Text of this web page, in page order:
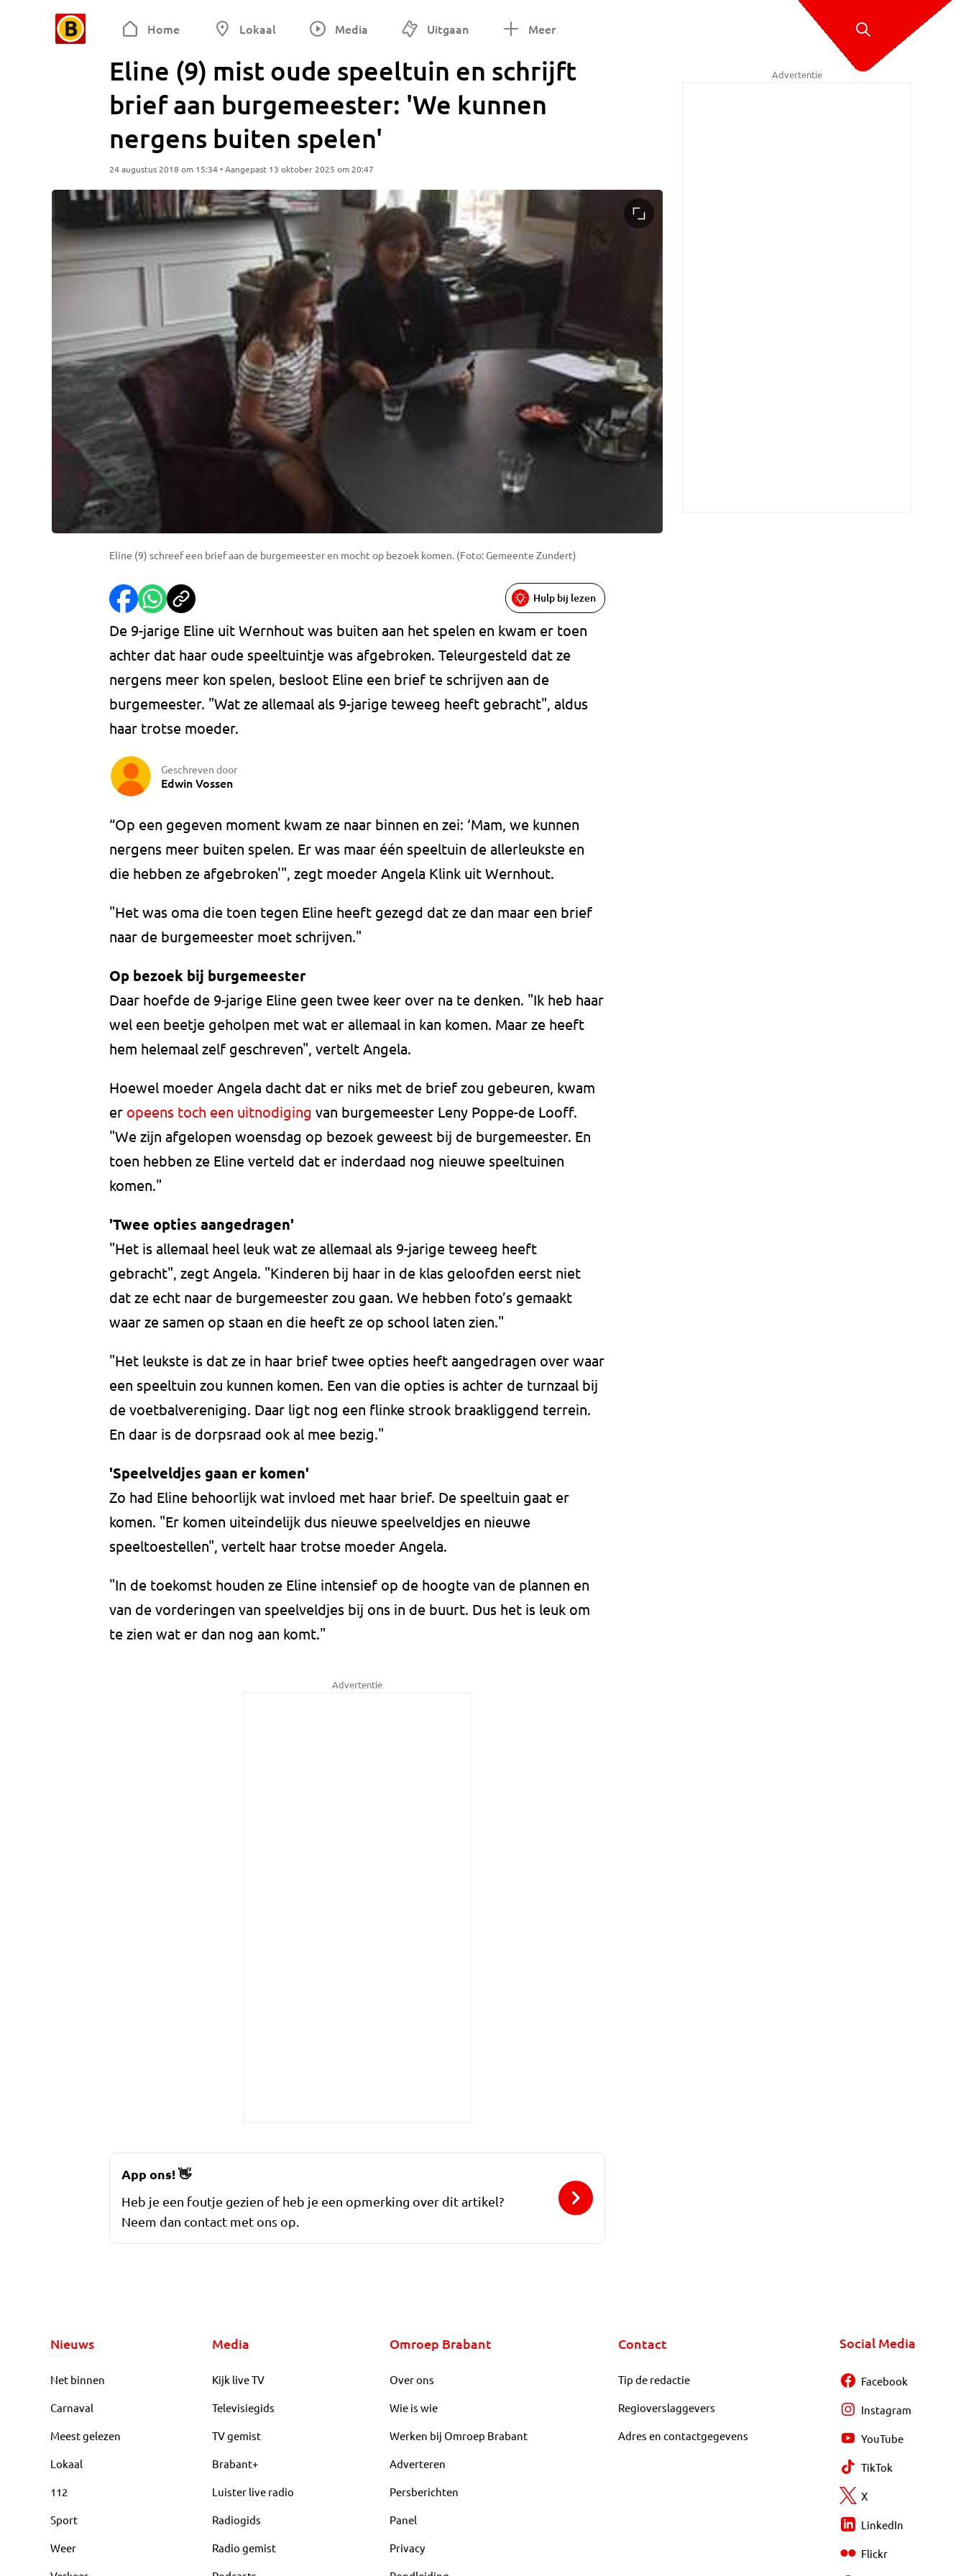
Home Lokaal Media Uitgaan Meer
Eline (9) mist oude speeltuin en schrijft
brief aan burgemeester: 'We kunnen
nergens buiten spelen'
24 augustus 2018 om 15:34 • Aangepast 13 oktober 2025 om 20:47
Eline (9) schreef een brief aan de burgemeester en mocht op bezoek komen. (Foto: Gemeente Zundert)
Hulp bij lezen
De 9-jarige Eline uit Wernhout was buiten aan het spelen en kwam er toen
achter dat haar oude speeltuintje was afgebroken. Teleurgesteld dat ze
nergens meer kon spelen, besloot Eline een brief te schrijven aan de
burgemeester. "Wat ze allemaal als 9-jarige teweeg heeft gebracht", aldus
haar trotse moeder.
Geschreven door
Edwin Vossen
“Op een gegeven moment kwam ze naar binnen en zei: ‘Mam, we kunnen
nergens meer buiten spelen. Er was maar één speeltuin de allerleukste en
die hebben ze afgebroken'", zegt moeder Angela Klink uit Wernhout.
"Het was oma die toen tegen Eline heeft gezegd dat ze dan maar een brief
naar de burgemeester moet schrijven."
Op bezoek bij burgemeester
Daar hoefde de 9-jarige Eline geen twee keer over na te denken. "Ik heb haar
wel een beetje geholpen met wat er allemaal in kan komen. Maar ze heeft
hem helemaal zelf geschreven", vertelt Angela.
Hoewel moeder Angela dacht dat er niks met de brief zou gebeuren, kwam
er opeens toch een uitnodiging van burgemeester Leny Poppe-de Looff.
"We zijn afgelopen woensdag op bezoek geweest bij de burgemeester. En
toen hebben ze Eline verteld dat er inderdaad nog nieuwe speeltuinen
komen."
'Twee opties aangedragen'
"Het is allemaal heel leuk wat ze allemaal als 9-jarige teweeg heeft
gebracht", zegt Angela. "Kinderen bij haar in de klas geloofden eerst niet
dat ze echt naar de burgemeester zou gaan. We hebben foto’s gemaakt
waar ze samen op staan en die heeft ze op school laten zien."
"Het leukste is dat ze in haar brief twee opties heeft aangedragen over waar
een speeltuin zou kunnen komen. Een van die opties is achter de turnzaal bij
de voetbalvereniging. Daar ligt nog een flinke strook braakliggend terrein.
En daar is de dorpsraad ook al mee bezig."
'Speelveldjes gaan er komen'
Zo had Eline behoorlijk wat invloed met haar brief. De speeltuin gaat er
komen. "Er komen uiteindelijk dus nieuwe speelveldjes en nieuwe
speeltoestellen", vertelt haar trotse moeder Angela.
"In de toekomst houden ze Eline intensief op de hoogte van de plannen en
van de vorderingen van speelveldjes bij ons in de buurt. Dus het is leuk om
te zien wat er dan nog aan komt."
Advertentie
Advertentie
App ons!👋
Heb je een foutje gezien of heb je een opmerking over dit artikel?
Neem dan contact met ons op.
Nieuws
Net binnen
Carnaval
Meest gelezen
Lokaal
112
Sport
Weer
Media
Kijk live TV
Televisiegids
TV gemist
Brabant+
Luister live radio
Radiogids
Radio gemist
Omroep Brabant
Over ons
Wie is wie
Werken bij Omroep Brabant
Adverteren
Persberichten
Panel
Privacy
Contact
Tip de redactie
Regioverslaggevers
Adres en contactgegevens
Social Media
Facebook
Instagram
YouTube
TikTok
X
LinkedIn
Flickr